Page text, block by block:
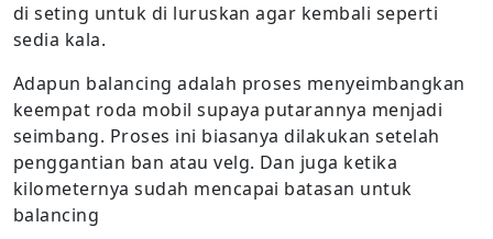
di seting untuk di luruskan agar kembali seperti
sedia kala.
Adapun balancing adalah proses menyeimbangkan
keempat roda mobil supaya putarannya menjadi
seimbang. Proses ini biasanya dilakukan setelah
penggantian ban atau velg. Dan juga ketika
kilometernya sudah mencapai batasan untuk
balancing